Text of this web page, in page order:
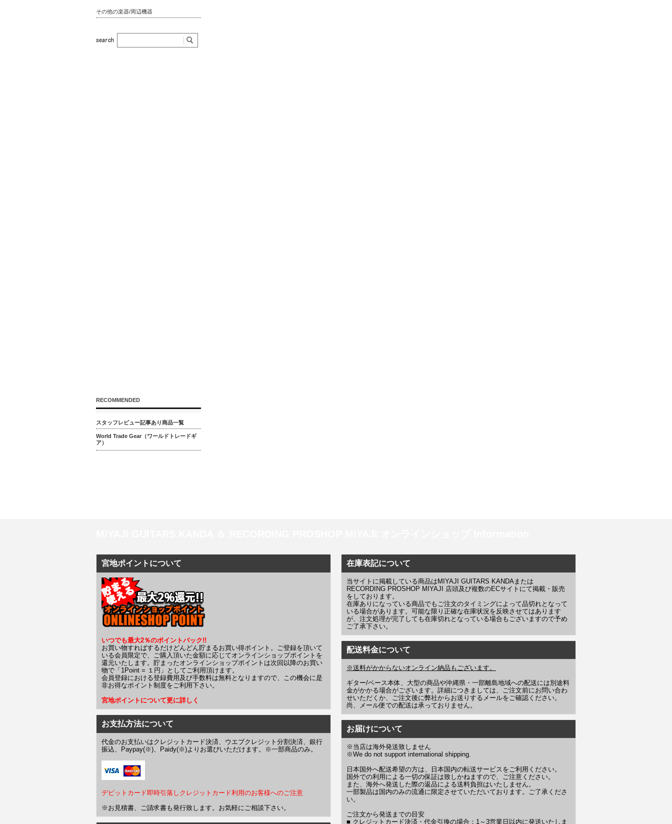
その他の楽器/周辺機器
RECOMMENDED
スタッフレビュー記事あり商品一覧
World Trade Gear（ワールドトレードギ
ア）
宮地ポイントについて
いつでも最大2％のポイントバック!!
お買い物すればするだけどんどん貯まるお買い得ポイント。ご登録を頂いて
いる会員限定で、ご購入頂いた金額に応じてオンラインショップポイントを
還元いたします。貯まったオンラインショップポイントは次回以降のお買い
物で「1Point = １円」としてご利用頂けます。
会員登録における登録費用及び手数料は無料となりますので、この機会に是
非お得なポイント制度をご利用下さい。
宮地ポイントについて更に詳しく
お支払方法について
代金のお支払いはクレジットカード決済、ウエブクレジット分割決済、銀行
振込、Paypay(※)、Paidy(※)よりお選びいただけます。※一部商品のみ。
デビットカード即時引落しクレジットカード利用のお客様へのご注意
※お見積書、ご請求書も発行致します。お気軽にご相談下さい。
在庫表記について
当サイトに掲載している商品はMIYAJI GUITARS KANDAまたは
RECORDING PROSHOP MIYAJI 店頭及び複数のECサイトにて掲載・販売
をしております。
在庫ありになっている商品でもご注文のタイミングによって品切れとなって
いる場合があります。可能な限り正確な在庫状況を反映させてはあります
が、注文処理が完了しても在庫切れとなっている場合もございますので予め
ご了承下さい。
配送料金について
※送料がかからないオンライン納品もございます。
ギター/ベース本体、大型の商品や沖縄県・一部離島地域への配送には別途料
金がかかる場合がございます。詳細につきましては、ご注文前にお問い合わ
せいただくか、ご注文後に弊社からお送りするメールをご確認ください。
尚、メール便での配送は承っておりません。
お届けについて
※当店は海外発送致しません
※We do not support international shipping.
日本国外へ配送希望の方は、日本国内の転送サービスをご利用ください。
国外での利用による一切の保証は致しかねますので、ご注意ください。
また、海外へ発送した際の返品による送料負担はいたしません。
一部製品は国内のみの流通に限定させていただいております。ご了承くださ
い。
ご注文から発送までの目安
■ クレジットカード決済・代金引換の場合：1～3営業日以内に発送いたしま